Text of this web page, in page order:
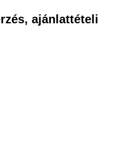
ajánlattételi